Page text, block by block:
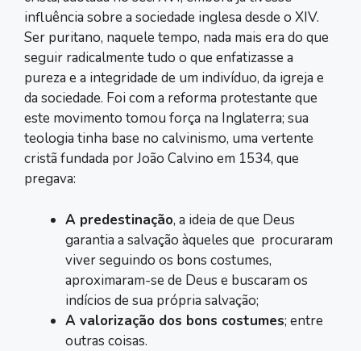
influência sobre a sociedade inglesa desde o XIV.
Ser puritano, naquele tempo, nada mais era do que
seguir radicalmente tudo o que enfatizasse a
pureza e a integridade de um indivíduo, da igreja e
da sociedade. Foi com a reforma protestante que
este movimento tomou força na Inglaterra; sua
teologia tinha base no calvinismo, uma vertente
cristã fundada por João Calvino em 1534, que
pregava:
A predestinação, a ideia de que Deus
garantia a salvação àqueles que procuraram
viver seguindo os bons costumes,
aproximaram-se de Deus e buscaram os
indícios de sua própria salvação;
A valorização dos bons costumes; entre
outras coisas.